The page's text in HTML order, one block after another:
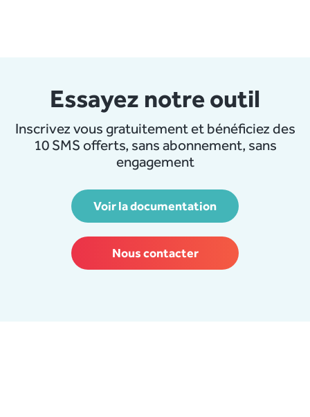
Essayez notre outil
Inscrivez vous gratuitement et bénéficiez des
10 SMS offerts, sans abonnement, sans
engagement
Voir la documentation
Nous contacter